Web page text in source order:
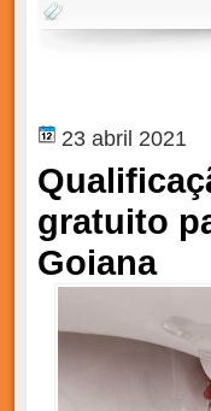
23 abril 2021
gratuito
Goiana